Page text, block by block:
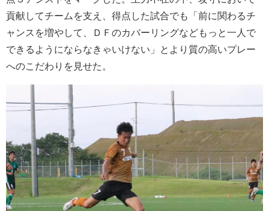
貢献してチームを支え、得点した試合でも「前に関わるチ
ャンスを増やして、ＤＦのカバーリングなどもっと一人で
できるようにならなきゃいけない」とより質の高いプレー
へのこだわりを見せた。